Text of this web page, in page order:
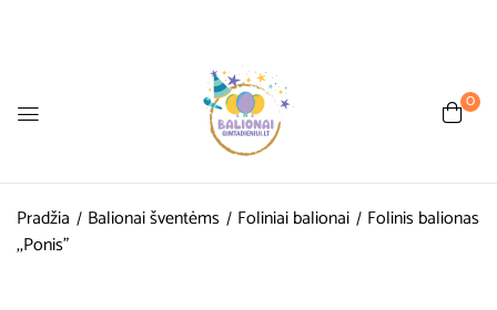
0
Pradžia Balionai šventėms Foliniai balionai
Folinis balionas
,,Ponis”